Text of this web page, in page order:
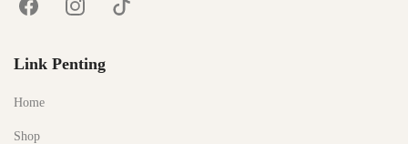
Link Penting
Home
Shop